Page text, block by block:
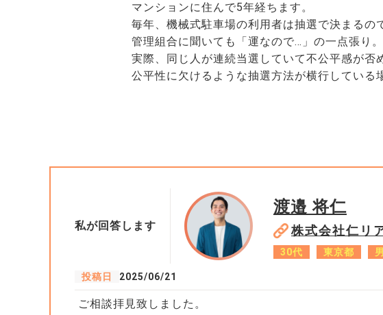
マンションに住んで5年経ちます。
毎年、機械式駐車場の利用者は抽選で決まるの
管理組合に聞いても「運なので…」の一点張り。
実際、同じ人が連続当選していて不公平感が否
公平性に欠けるような抽選方法が横行している
私が回答します
渡邉 将仁
株式会社仁リ
30代 東京都
投稿日 2025/06/21
ご相談拝見致しました。